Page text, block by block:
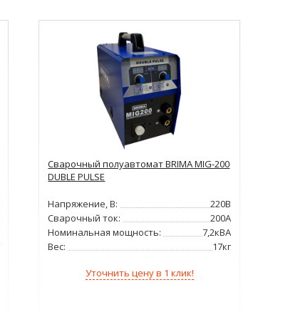
Сварочный полуавтомат BRIMA MIG-200
DUBLE PULSE
Напряжение, В:
220В
Сварочный ток:
200А
Номинальная мощность:
7,2кВА
Вес:
17кг
Уточнить цену в 1 клик!